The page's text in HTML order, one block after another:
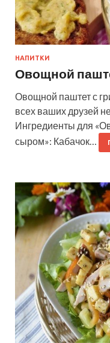
НАПИТКИ
Овощной
Овощной паштет с
всех ваших друзей
Ингредиенты для
сыром»: Кабачок…